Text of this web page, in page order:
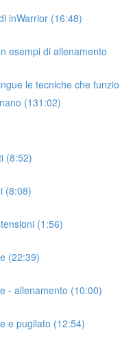
inWarrior (16:48)
esempi di allenamento
le tecniche che
(131:02)
(8:52)
(8:08)
(1:56)
(22:39)
- allenamento (10:00)
e pugilato (12:54)